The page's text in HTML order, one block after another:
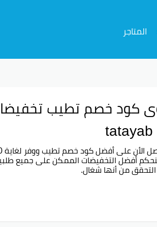
المتاجر
الأن على أفضلكود خصم تطيب
من أنها شغال.